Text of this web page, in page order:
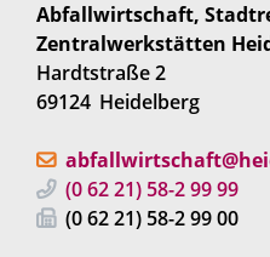
Abfallwirtschaft,
Zentralwerkstätten
Hardtstraße 2
69124 Heidelberg
(06221) 58-29999
(06221) 58-29900